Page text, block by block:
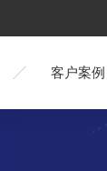
客户案例